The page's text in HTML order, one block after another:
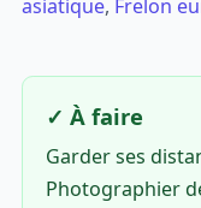
asiatique, Frelon
✓ À faire
Garder ses
Photographier